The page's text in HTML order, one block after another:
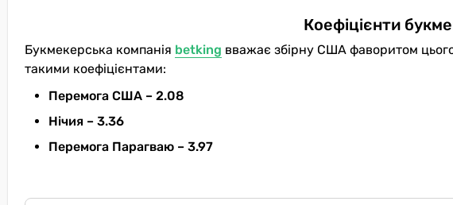
Коефіцієнти
Букмекерська компанія betking вважає збірну США фаворитом
такими коефіцієнтами:
Перемога США – 2.08
Нічия – 3.36
Перемога Парагваю – 3.97